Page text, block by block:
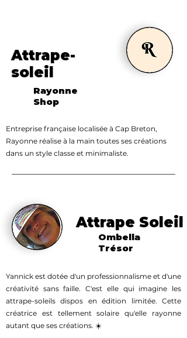
Attrape-
soleil
Rayonne
Shop
Entreprise française localisée à Cap Breton,
Rayonne réalise à la main toutes ses créations
dans un style classe et minimaliste.
Attrape Soleil
Ombella
Trésor
Yannick est dotée d'un professionnalisme et d'une
créativité sans faille. C'est elle qui imagine les
attrape-soleils dispos en édition limitée. Cette
créatrice est tellement solaire qu'elle rayonne
autant que ses créations. ☀️